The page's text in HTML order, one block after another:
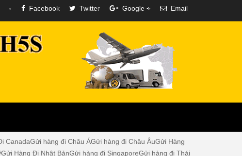
Facebook Twitter Google + Email
CanadaGửi hàng đi Châu ÁGửi hàng đi Châu ÂuGửi Hàng
Gửi Hàng Đi Nhật BảnGửi hàng đi SingaporeGửi hàng đi Thái